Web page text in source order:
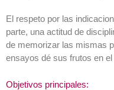
El respeto por las
parte, una actitud de
de memorizar las mismas
ensayos dé sus frutos en
Objetivos principales: